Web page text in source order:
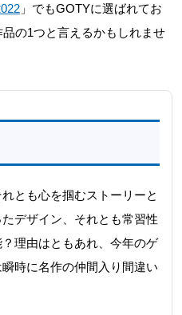
」でもGOTYに選ばれてお
の1つと言えるかもしれませ
とも心を掴むストーリーと
デザイン、それとも常習性
理由はともあれ、今年のゲ
時に名作の仲間入り間違い